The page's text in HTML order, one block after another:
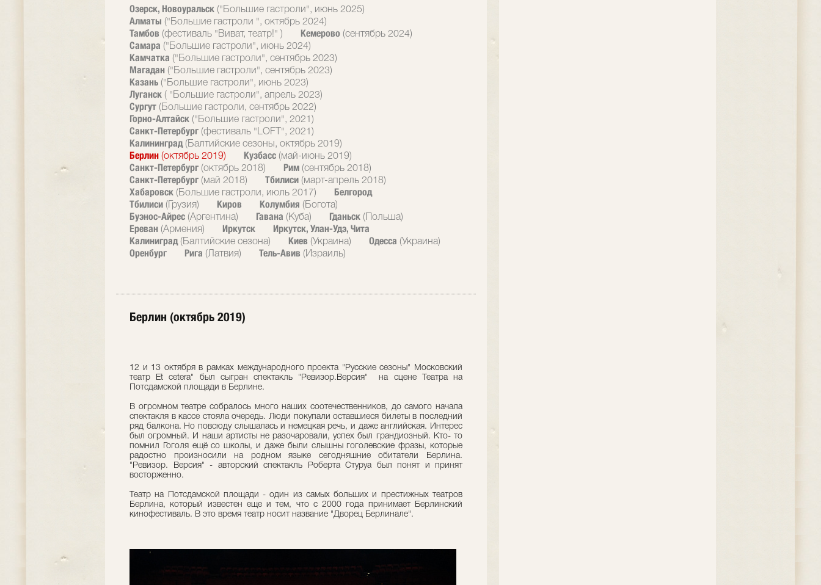
Озерск, Новоуральск ("Большие гастроли", июнь 2025)
Алматы ("Большие гастроли ", октябрь 2024)
Тамбов (фестиваль "Виват, театр!" ) Кемерово (сентябрь 2024)
Самара ("Большие гастроли", июнь 2024)
Камчатка ("Большие гастроли", сентябрь 2023)
Магадан ("Большие гастроли", сентябрь 2023)
Казань ("Большие гастроли", июнь 2023)
Луганск ( "Большие гастроли", апрель 2023)
Сургут (Большие гастроли, сентябрь 2022)
Горно-Алтайск ("Большие гастроли", 2021)
Санкт-Петербург (фестиваль "LOFT", 2021)
Калининград (Балтийские сезоны, октябрь 2019)
Берлин (октябрь 2019) Кузбасс (май-июнь 2019)
Санкт-Петербург (октябрь 2018) Рим (сентябрь 2018)
Санкт-Петербург (май 2018) Тбилиси (март-апрель 2018)
Хабаровск (Большие гастроли, июль 2017)
Белгород
Тбилиси (Грузия) Киров Колумбия (Богота)
Буэнос-Айрес (Аргентина) Гавана (Куба) Гданьск (Польша)
Ереван (Армения) Иркутск
Иркутск, Улан-Удэ, Чита
Калиниград (Балтийские сезона) Киев (Украина) Одесса (Украина)
Оренбург Рига (Латвия) Тель-Авив (Израиль)
Берлин (октябрь 2019)
12 и 13 октября в рамках международного проекта "Русские сезоны" Московский
театр Et cetera" был сыгран спектакль "Ревизор.Версия" на сцене Театра на
Потсдамской площади в Берлине.
В огромном театре собралось много наших соотечественников, до самого начала
спектакля в кассе стояла очередь. Люди покупали оставшиеся билеты в последний
ряд балкона. Но повсюду слышалась и немецкая речь, и даже английская. Интерес
был огромный. И наши артисты не разочаровали, успех был грандиозный. Кто- то
помнил Гоголя ещё со школы, и даже были слышны гоголевские фразы, которые
радостно произносили на родном языке сегодняшние обитатели Берлина.
"Ревизор. Версия" - авторский спектакль Роберта Стуруа был понят и принят
восторженно.
Театр на Потсдамской площади - один из самых больших и престижных театров
Берлина, который известен еще и тем, что с 2000 года принимает Берлинский
кинофестиваль. В это время театр носит название "Дворец Берлинале".